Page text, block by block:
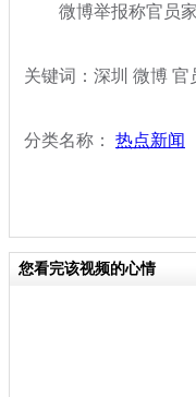
微博举报称官员家
关键词：深圳 微博 官
分类名称： 热点新闻
您看完该视频的心情